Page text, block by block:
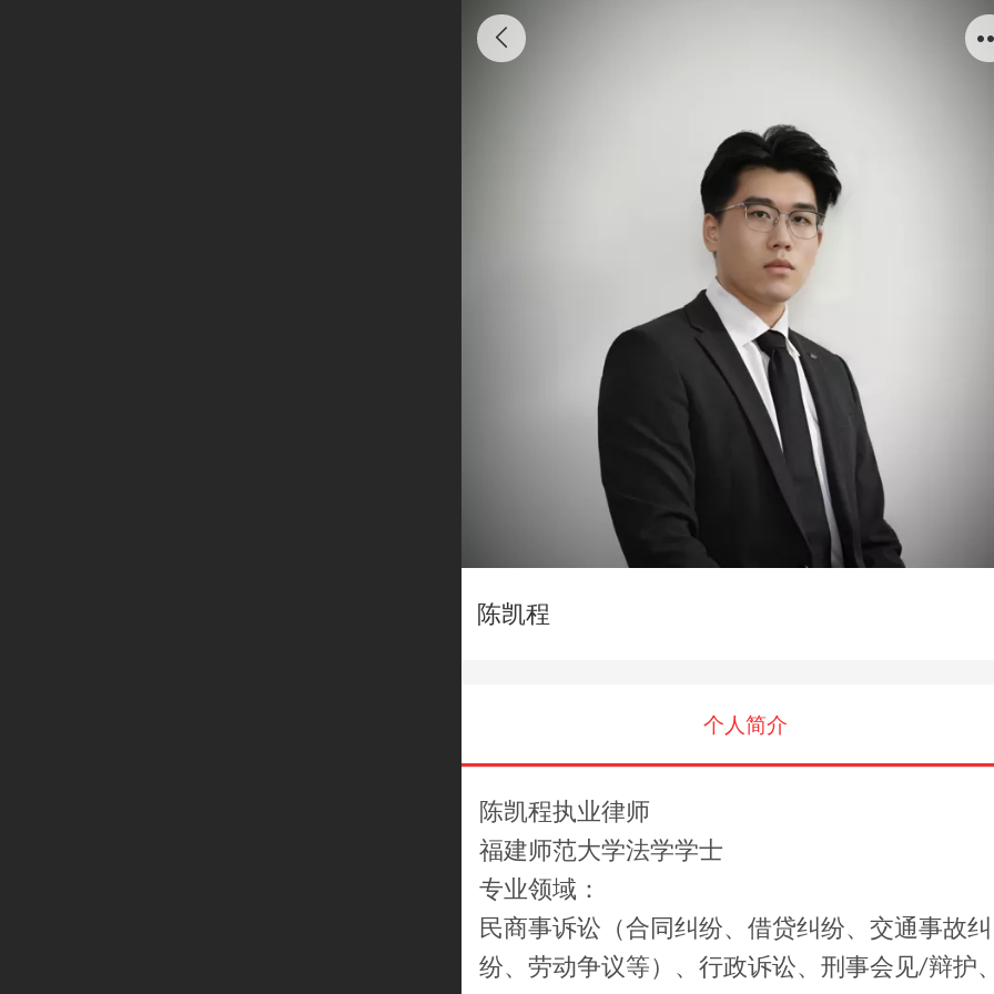
陈凯程
个人简介
陈凯程执业律师
福建师范大学法学学士
专业领域：
民商事诉讼（合同纠纷、借贷纠纷、交通事故纠
纷、劳动争议等）、行政诉讼、刑事会见/辩护